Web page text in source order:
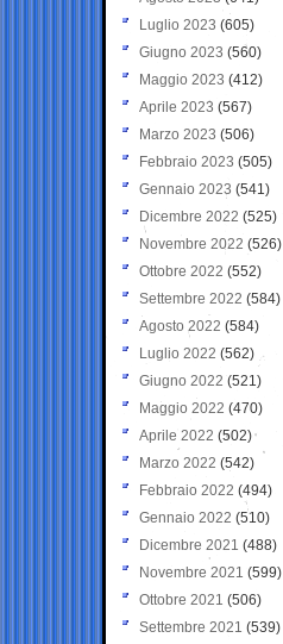
Luglio 2023 (605)
Giugno 2023 (560)
Maggio 2023 (412)
Aprile 2023 (567)
Marzo 2023 (506)
Febbraio 2023 (505)
Gennaio 2023 (541)
Dicembre 2022 (525)
Novembre 2022 (526)
Ottobre 2022 (552)
Settembre 2022 (584)
Agosto 2022 (584)
Luglio 2022 (562)
Giugno 2022 (521)
Maggio 2022 (470)
Aprile 2022 (502)
Marzo 2022 (542)
Febbraio 2022 (494)
Gennaio 2022 (510)
Dicembre 2021 (488)
Novembre 2021 (599)
Ottobre 2021 (506)
Settembre 2021 (539)